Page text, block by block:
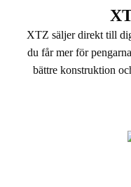
XTZ säljer direkt till
du får mer för
bättre konstruktion